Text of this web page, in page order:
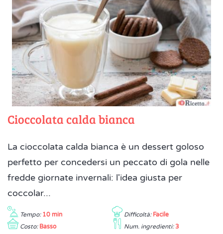
Cioccolata calda bianca
La cioccolata calda bianca è un dessert goloso
perfetto per concedersi un peccato di gola nelle
fredde giornate invernali: l'idea giusta per
coccolar...
Tempo: 10 min Difficoltà: Facile
Costo: Basso Num. ingredienti: 3